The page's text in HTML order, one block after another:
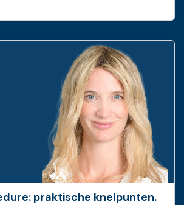
­praktische knelpunten.